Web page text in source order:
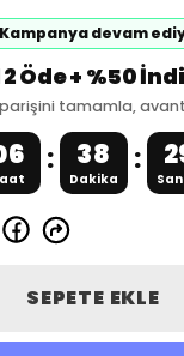
Kampanya devam
2 Öde + %50
tamamla,
: 38
Dakika
:
SEPETE EKLE